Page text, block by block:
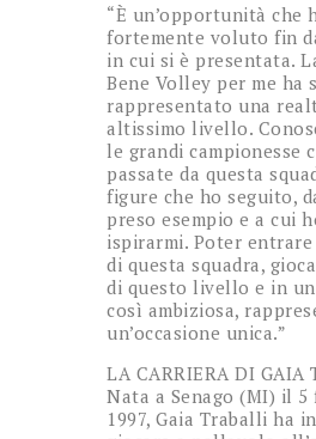
“È un’opportunità che
fortemente voluto fin
in cui si è presentata.
Bene Volley per me ha
rappresentato una
altissimo livello.
le grandi campionesse
passate da questa
figure che ho seguito,
preso esempio e a cui
ispirarmi. Poter
di questa squadra,
di questo livello e in
così ambiziosa,
un’occasione unica.”
LA CARRIERA DI GAIA
Nata a Senago (MI) il 5
1997, Gaia Traballi ha